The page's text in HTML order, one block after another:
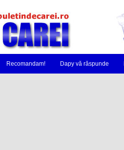
Recomandam! Dapy vă răspunde